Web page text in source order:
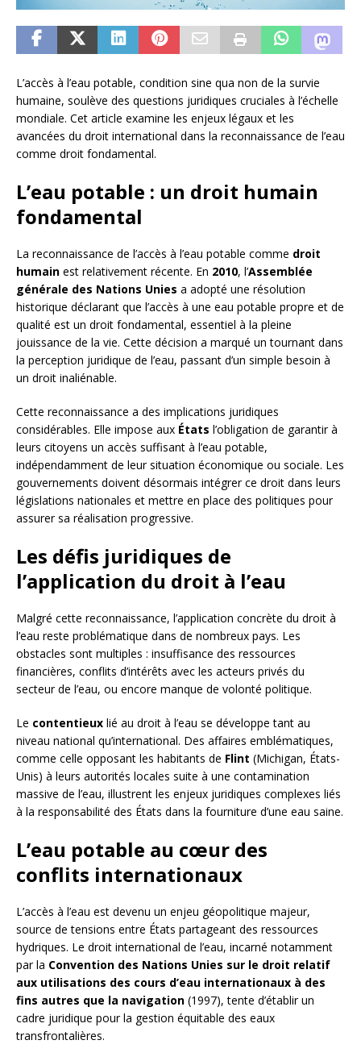
L’accès à l’eau potable, condition sine qua non de la survie
humaine, soulève des questions juridiques cruciales à l’échelle
mondiale. Cet article examine les enjeux légaux et les
avancées du droit international dans la reconnaissance de l’eau
comme droit fondamental.
L’eau potable : un droit humain
fondamental
La reconnaissance de l’accès à l’eau potable comme droit
humain est relativement récente. En 2010, l’Assemblée
générale des Nations Unies a adopté une résolution
historique déclarant que l’accès à une eau potable propre et de
qualité est un droit fondamental, essentiel à la pleine
jouissance de la vie. Cette décision a marqué un tournant dans
la perception juridique de l’eau, passant d’un simple besoin à
un droit inaliénable.
Cette reconnaissance a des implications juridiques
considérables. Elle impose aux États l’obligation de garantir à
leurs citoyens un accès suffisant à l’eau potable,
indépendamment de leur situation économique ou sociale. Les
gouvernements doivent désormais intégrer ce droit dans leurs
législations nationales et mettre en place des politiques pour
assurer sa réalisation progressive.
Les défis juridiques de
l’application du droit à l’eau
Malgré cette reconnaissance, l’application concrète du droit à
l’eau reste problématique dans de nombreux pays. Les
obstacles sont multiples : insuffisance des ressources
financières, conflits d’intérêts avec les acteurs privés du
secteur de l’eau, ou encore manque de volonté politique.
Le contentieux lié au droit à l’eau se développe tant au
niveau national qu’international. Des affaires emblématiques,
comme celle opposant les habitants de Flint (Michigan, États-
Unis) à leurs autorités locales suite à une contamination
massive de l’eau, illustrent les enjeux juridiques complexes liés
à la responsabilité des États dans la fourniture d’une eau saine.
L’eau potable au cœur des
conflits internationaux
L’accès à l’eau est devenu un enjeu géopolitique majeur,
source de tensions entre États partageant des ressources
hydriques. Le droit international de l’eau, incarné notamment
par la Convention des Nations Unies sur le droit relatif
aux utilisations des cours d’eau internationaux à des
fins autres que la navigation (1997), tente d’établir un
cadre juridique pour la gestion équitable des eaux
transfrontalières.